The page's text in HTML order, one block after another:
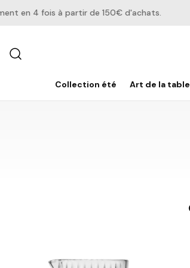
en 4 fois à partir de 150€ d'achats.
Collection été Art de la table